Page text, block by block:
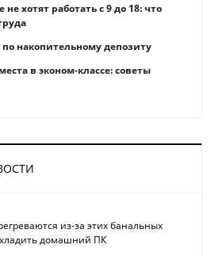
хотят работать с 9 до 18: что
по накопительному депозиту
в эконом-классе: советы
из-за этих банальных
домашний ПК